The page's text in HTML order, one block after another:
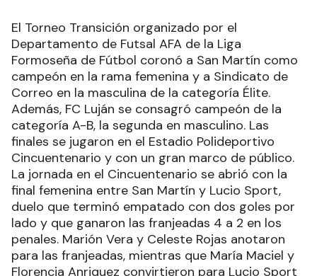
El Torneo Transición organizado por el
Departamento de Futsal AFA de la Liga
Formoseña de Fútbol coronó a San Martín como
campeón en la rama femenina y a Sindicato de
Correo en la masculina de la categoría Élite.
Además, FC Luján se consagró campeón de la
categoría A-B, la segunda en masculino. Las
finales se jugaron en el Estadio Polideportivo
Cincuentenario y con un gran marco de público.
La jornada en el Cincuentenario se abrió con la
final femenina entre San Martín y Lucio Sport,
duelo que terminó empatado con dos goles por
lado y que ganaron las franjeadas 4 a 2 en los
penales. Marión Vera y Celeste Rojas anotaron
para las franjeadas, mientras que María Maciel y
Florencia Anriquez convirtieron para Lucio Sport